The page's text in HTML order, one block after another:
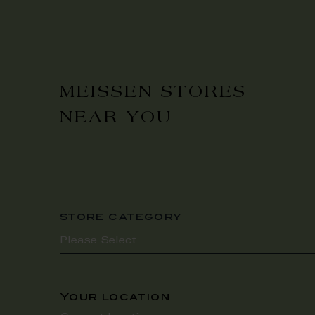
MEISSEN STORES
NEAR YOU
store category
Your location